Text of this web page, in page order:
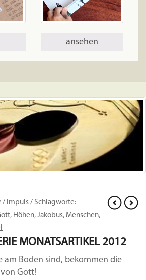
ansehen
/ Impuls / Schlagworte:
, Höhen, Jakobus, Menschen,
MONATSARTIKEL 2012
am Boden sind, bekommen die
Gott!